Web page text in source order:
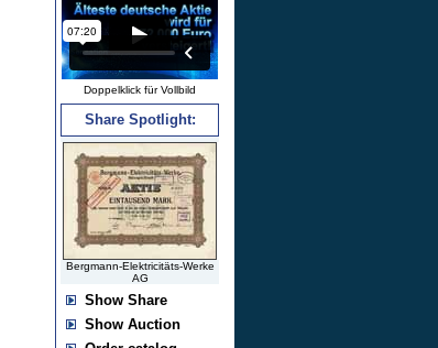
Doppelklick für Vollbild
Share Spotlight:
Bergmann-Elektricitäts-Werke
AG
Show Share
Show Auction